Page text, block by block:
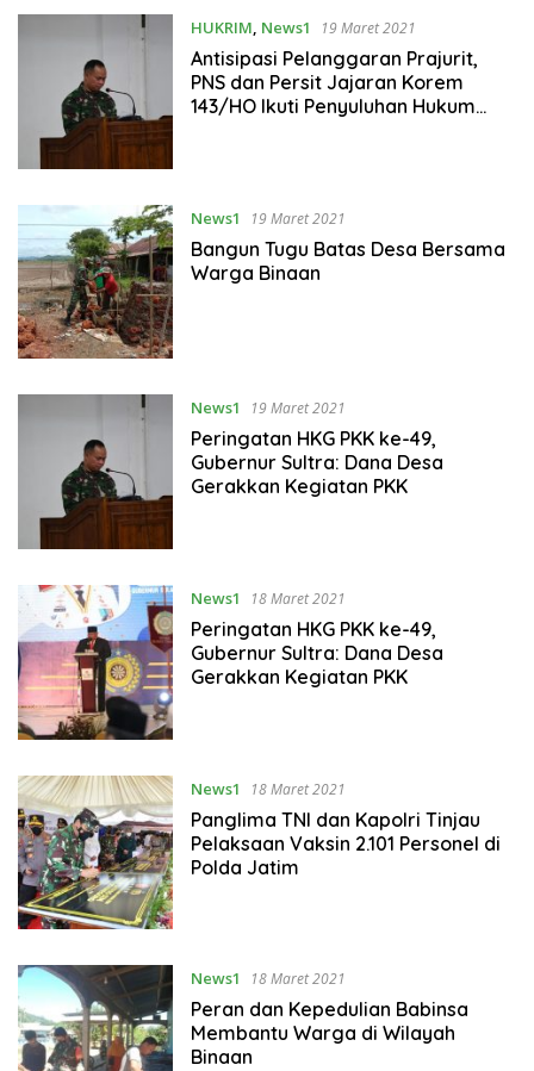
HUKRIM, News1 19 Maret 2021
Antisipasi Pelanggaran Prajurit,
PNS dan Persit Jajaran Korem
143/HO Ikuti Penyuluhan Hukum
News1 19 Maret 2021
Bangun Tugu Batas Desa Bersama
Warga Binaan
News1 19 Maret 2021
Peringatan HKG PKK ke-49,
Gubernur Sultra: Dana Desa
Gerakkan Kegiatan PKK
News1 18 Maret 2021
Peringatan HKG PKK ke-49,
Gubernur Sultra: Dana Desa
Gerakkan Kegiatan PKK
News1 18 Maret 2021
Panglima TNI dan Kapolri Tinjau
Pelaksaan Vaksin 2.101 Personel di
Polda Jatim
News1 18 Maret 2021
Peran dan Kepedulian Babinsa
Membantu Warga di Wilayah
Binaan